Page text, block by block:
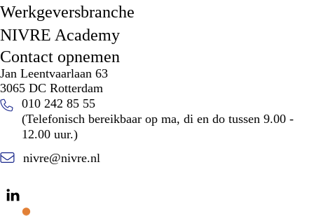
Werkgeversbranche
NIVRE Academy
Contact opnemen
Jan Leentvaarlaan 63
3065 DC Rotterdam
010 242 85 55
(Telefonisch bereikbaar op ma, di en do tussen 9.00 -
12.00 uur.)
nivre@nivre.nl